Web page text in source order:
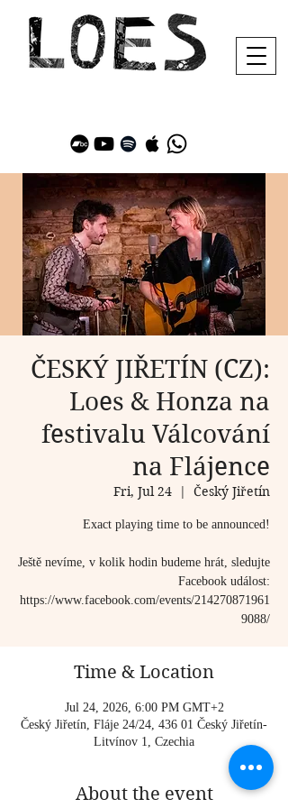
ČESKÝ JIŘETÍN (CZ):
Loes & Honza na
festivalu Válcování
na Flájence
Fri, Jul 24
  |
Český Jiřetín
Exact playing time to be announced!
Ještě nevíme, v kolik hodin budeme hrát, sledujte
Facebook událost:
https://www.facebook.com/events/214270871961
9088/
Time & Location
Jul 24, 2026, 6:00 PM GMT+2
Český Jiřetín, Fláje 24/24, 436 01 Český Jiřetín-
Litvínov 1, Czechia
About the event